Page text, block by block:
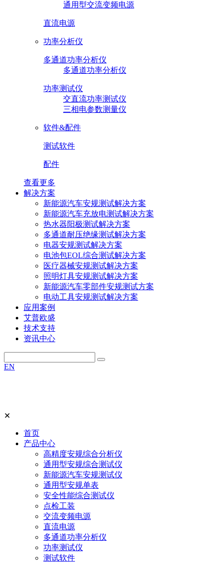
通用型交流变频电源
直流电源
功率分析仪
多通道功率分析仪
多通道功率分析仪
功率测试仪
交直流功率测试仪
三相电参数测量仪
软件&配件
测试软件
配件
查看更多
解决方案
新能源汽车安规测试解决方案
新能源汽车充放电测试解决方案
热水器阳极测试解决方案
多通道耐压绝缘测试解决方案
电器安规测试解决方案
电池包EOL综合测试解决方案
医疗器械安规测试解决方案
照明灯具安规测试解决方案
新能源汽车零部件安规测试方案
电动工具安规测试解决方案
应用案例
艾普欧盛
技术支持
资讯中心
EN
✕
首页
产品中心
高精度安规综合分析仪
通用型安规综合测试仪
新能源汽车安规测试仪
通用型安规单表
安全性能综合测试仪
点检工装
交流变频电源
直流电源
多通道功率分析仪
功率测试仪
测试软件